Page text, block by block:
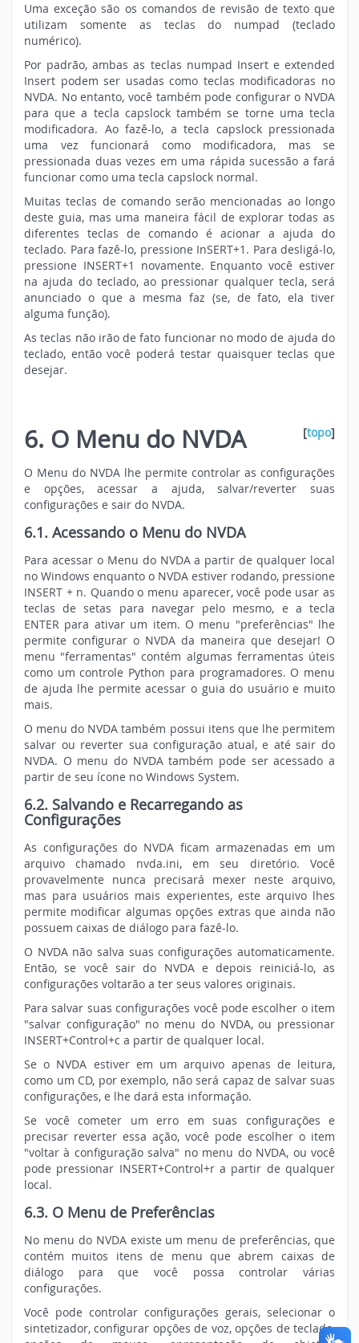
Uma exceção são os comandos de revisão de texto que
utilizam somente as teclas do numpad (teclado
numérico).
Por padrão, ambas as teclas numpad Insert e extended
Insert podem ser usadas como teclas modificadoras no
NVDA. No entanto, você também pode configurar o NVDA
para que a tecla capslock também se torne uma tecla
modificadora. Ao fazê-lo, a tecla capslock pressionada
uma vez funcionará como modificadora, mas se
pressionada duas vezes em uma rápida sucessão a fará
funcionar como uma tecla capslock normal.
Muitas teclas de comando serão mencionadas ao longo
deste guia, mas uma maneira fácil de explorar todas as
diferentes teclas de comando é acionar a ajuda do
teclado. Para fazê-lo, pressione InSERT+1. Para desligá-lo,
pressione INSERT+1 novamente. Enquanto você estiver
na ajuda do teclado, ao pressionar qualquer tecla, será
anunciado o que a mesma faz (se, de fato, ela tiver
alguma função).
As teclas não irão de fato funcionar no modo de ajuda do
teclado, então você poderá testar quaisquer teclas que
desejar.
6. O Menu do NVDA [topo]
O Menu do NVDA lhe permite controlar as configurações
e opções, acessar a ajuda, salvar/reverter suas
configurações e sair do NVDA.
6.1. Acessando o Menu do NVDA
Para acessar o Menu do NVDA a partir de qualquer local
no Windows enquanto o NVDA estiver rodando, pressione
INSERT + n. Quando o menu aparecer, você pode usar as
teclas de setas para navegar pelo mesmo, e a tecla
ENTER para ativar um item. O menu "preferências" lhe
permite configurar o NVDA da maneira que desejar! O
menu "ferramentas" contém algumas ferramentas úteis
como um controle Python para programadores. O menu
de ajuda lhe permite acessar o guia do usuário e muito
mais.
O menu do NVDA também possui itens que lhe permitem
salvar ou reverter sua configuração atual, e até sair do
NVDA. O menu do NVDA também pode ser acessado a
partir de seu ícone no Windows System.
6.2. Salvando e Recarregando as
Configurações
As configurações do NVDA ficam armazenadas em um
arquivo chamado nvda.ini, em seu diretório. Você
provavelmente nunca precisará mexer neste arquivo,
mas para usuários mais experientes, este arquivo lhes
permite modificar algumas opções extras que ainda não
possuem caixas de diálogo para fazê-lo.
O NVDA não salva suas configurações automaticamente.
Então, se você sair do NVDA e depois reiniciá-lo, as
configurações voltarão a ter seus valores originais.
Para salvar suas configurações você pode escolher o item
"salvar configuração" no menu do NVDA, ou pressionar
INSERT+Control+c a partir de qualquer local.
Se o NVDA estiver em um arquivo apenas de leitura,
como um CD, por exemplo, não será capaz de salvar suas
configurações, e lhe dará esta informação.
Se você cometer um erro em suas configurações e
precisar reverter essa ação, você pode escolher o item
"voltar à configuração salva" no menu do NVDA, ou você
pode pressionar INSERT+Control+r a partir de qualquer
local.
6.3. O Menu de Preferências
No menu do NVDA existe um menu de preferências, que
contém muitos itens de menu que abrem caixas de
diálogo para que você possa controlar várias
configurações.
Você pode controlar configurações gerais, selecionar o
sintetizador, configurar opções de voz, opções de teclado,